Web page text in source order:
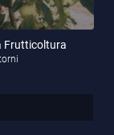
Frutticoltura